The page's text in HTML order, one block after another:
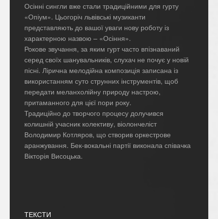
Осінні сингли вже стали традиційними для гурту
«Опіум». Цьогоріч львівські музиканти
представляють до вашої уваги нову роботу із
характерною назвою – «Осіння».
Рокове звучання, за яким гурт часто впізнаваний
серед своїх шанувальників, слухач не почує у новій
пісні. Лірична мелодійна композиція записана із
використанням суто струнних інструментів, щоб
передати меланхолійну природу настрою,
притаманного для цієї пори року.
Традиційно до творчого процесу долучився
колишній учасник колективу, віолончеліст
Володимир Котляров, що створив оркестрове
аранжування. Бек-вокальні партії виконала співачка
Вікторія Висоцька.
ТЕКСТИ